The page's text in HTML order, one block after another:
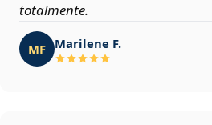
totalmente.
MF Marilene F.